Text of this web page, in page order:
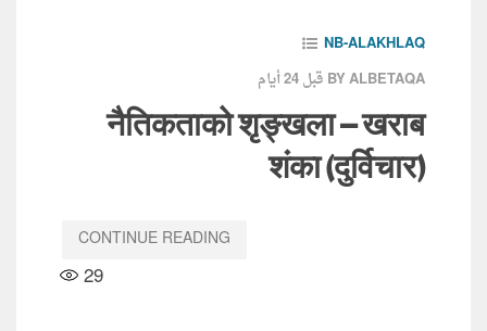
NB-ALAKHLAQ
قبل 24 أيام BY ALBETAQA
नैतिकताको शृङ्खला – खराब
शंका (दुर्विचार)
CONTINUE READING
29